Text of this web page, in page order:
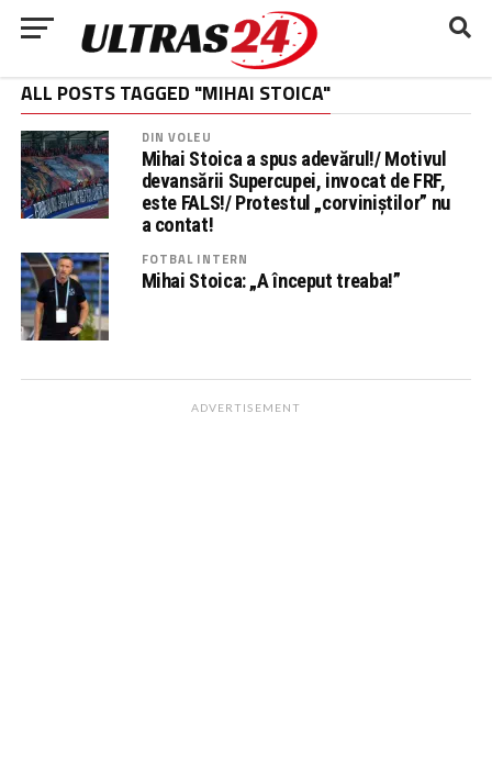
ALL POSTS TAGGED "MIHAI STOICA"
DIN VOLEU
Mihai Stoica a spus adevărul!/ Motivul
devansării Supercupei, invocat de FRF,
este FALS!/ Protestul „corviniștilor” nu
a contat!
FOTBAL INTERN
Mihai Stoica: „A început treaba!”
ADVERTISEMENT